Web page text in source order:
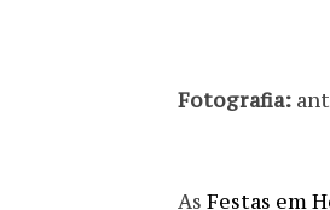
Fotografia:
As Festas em